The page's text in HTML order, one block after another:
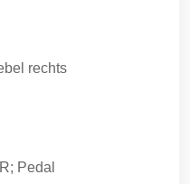
rechts
Pedal